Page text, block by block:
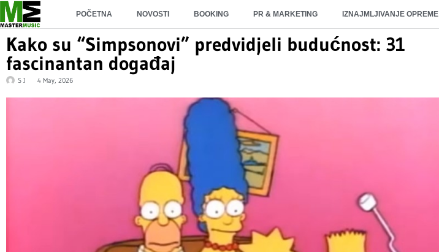
POČETNA NOVOSTI BOOKING PR & MARKETING IZNAJMLJIVANJE OPREME
Kako su “Simpsonovi” predvidjeli budućnost: 31
fascinantan događaj
S J 4 May, 2026